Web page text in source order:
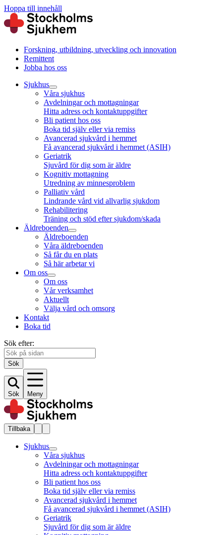
Hoppa till innehåll
Forskning, utbildning, utveckling och innovation
Remittent
Jobba hos oss
Sjukhus
Våra sjukhus
Avdelningar och mottagningar
Hitta adress och kontaktuppgifter
Bli patient hos oss
Boka tid själv eller via remiss
Avancerad sjukvård i hemmet
Få avancerad sjukvård i hemmet (ASIH)
Geriatrik
Sjuvård för dig som är äldre
Kognitiv mottagning
Utredning av minnesproblem
Palliativ vård
Lindrande vård vid allvarlig sjukdom
Rehabilitering
Träning och stöd efter sjukdom/skada
Äldreboenden
Äldreboenden
Våra äldreboenden
Så får du en plats
Så här arbetar vi
Om oss
Om oss
Vår verksamhet
Aktuellt
Välja vård och omsorg
Kontakt
Boka tid
Sök efter:
Sök
Sök Meny
Tillbaka
Sjukhus
Våra sjukhus
Avdelningar och mottagningar
Hitta adress och kontaktuppgifter
Bli patient hos oss
Boka tid själv eller via remiss
Avancerad sjukvård i hemmet
Få avancerad sjukvård i hemmet (ASIH)
Geriatrik
Sjuvård för dig som är äldre